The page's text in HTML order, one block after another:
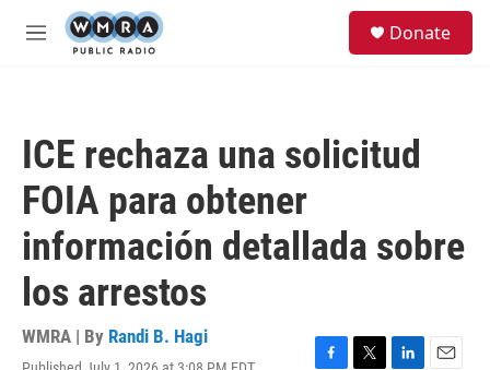
Skip to main content
M
Donate
ICE rechaza una solicitud
FOIA para obtener
información detallada sobre
los arrestos
WMRA | By Randi B. Hagi